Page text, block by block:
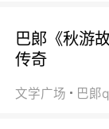
巴郞《秋游
传奇
文学广场 巴郞q